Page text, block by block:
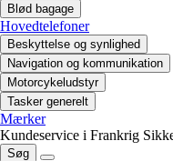
Blød bagage
Hovedtelefoner
Beskyttelse og synlighed
Navigation og kommunikation
Motorcykeludstyr
Tasker generelt
Mærker
Kundeservice i Frankrig
Søg